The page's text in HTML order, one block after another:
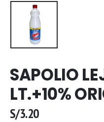
SAPOLIO
LT.+10%
S/3.20